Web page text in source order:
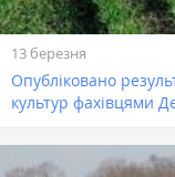
13 березня
Опубліковано
культур фахівцями